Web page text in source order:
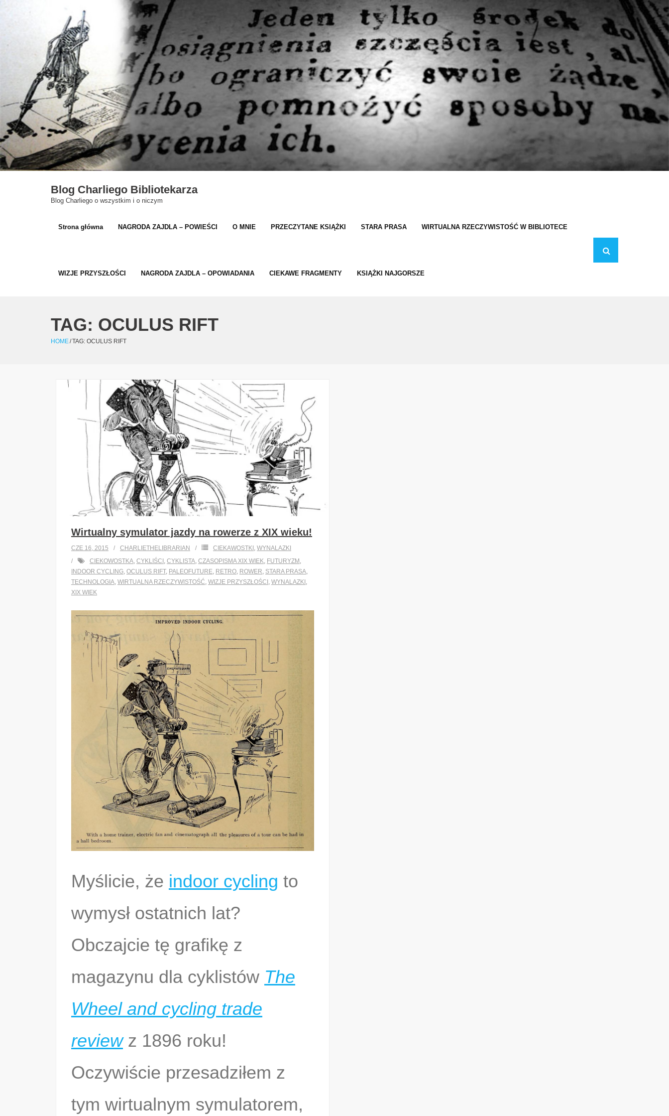
Blog Charliego Bibliotekarza
Blog Charliego o wszystkim i o niczym
Strona główna NAGRODA ZAJDLA – POWIEŚCI O MNIE PRZECZYTANE KSIĄŻKI STARA PRASA WIRTUALNA RZECZYWISTOŚĆ W BIBLIOTECE
WIZJE PRZYSZŁOŚCI NAGRODA ZAJDLA – OPOWIADANIA CIEKAWE FRAGMENTY KSIĄŻKI NAJGORSZE
TAG: OCULUS RIFT
HOME/TAG: OCULUS RIFT
Wirtualny symulator jazdy na rowerze z XIX wieku!
CZE 16, 2015 CHARLIETHELIBRARIAN CIEKAWOSTKI WYNALAZKI
CIEKOWOSTKA CYKLIŚCI CYKLISTA CZASOPISMA XIX WIEK FUTURYZM
INDOOR CYCLING OCULUS RIFT, PALEOFUTURE RETRO ROWER STARA PRASA
TECHNOLOGIA WIRTUALNA RZECZYWISTOŚĆ WIZJE PRZYSZŁOŚCI WYNALAZKI
XIX WIEK
Myślicie, że indoor cycling to
wymysł ostatnich lat?
Obczajcie tę grafikę z
magazynu dla cyklistów The
Wheel and cycling trade
reviewz 1896 roku!
Oczywiście przesadziłem z
tym wirtualnym symulatorem,